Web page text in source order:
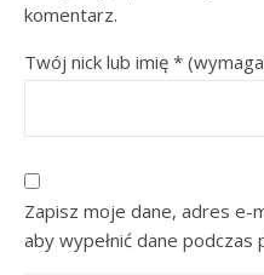
komentarz.
Twój nick lub imię *
Zapisz moje dane, adres e-
aby wypełnić dane podczas